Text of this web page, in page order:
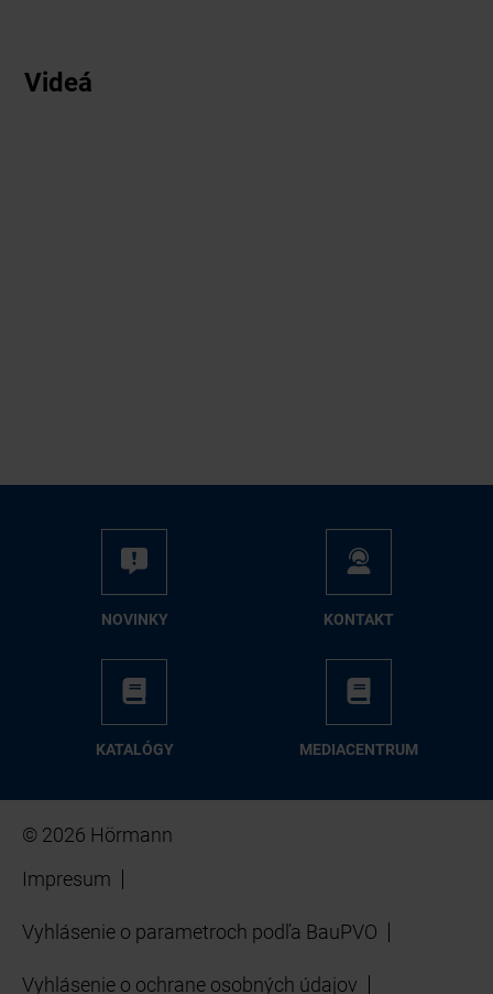
Videá
NO­VIN­KY KON­TAKT
KA­TA­LÓ­GY ME­DIA­CEN­TRUM
© 2026 Hörmann
Impresum
Vyhlásenie o parametroch podľa BauPVO
Vyhlásenie o ochrane osobných údajov